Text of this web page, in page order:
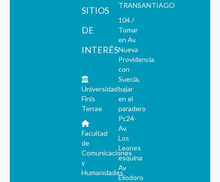
SITIOS
DE
INTERÉS
Universidad
Finis
Terrae
Facultad
de
Comunicaciones
y
Humanidades
TRANSANTIAGO
104 /
Tomar
en Av.
Nueva
Providencia
con
Suecia,
bajar
en el
paradero
Pc24-
Av.
Los
Leones
esquina
Av
Eliodoro